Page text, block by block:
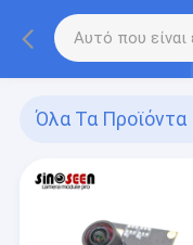
Όλα Τα Προϊόντα